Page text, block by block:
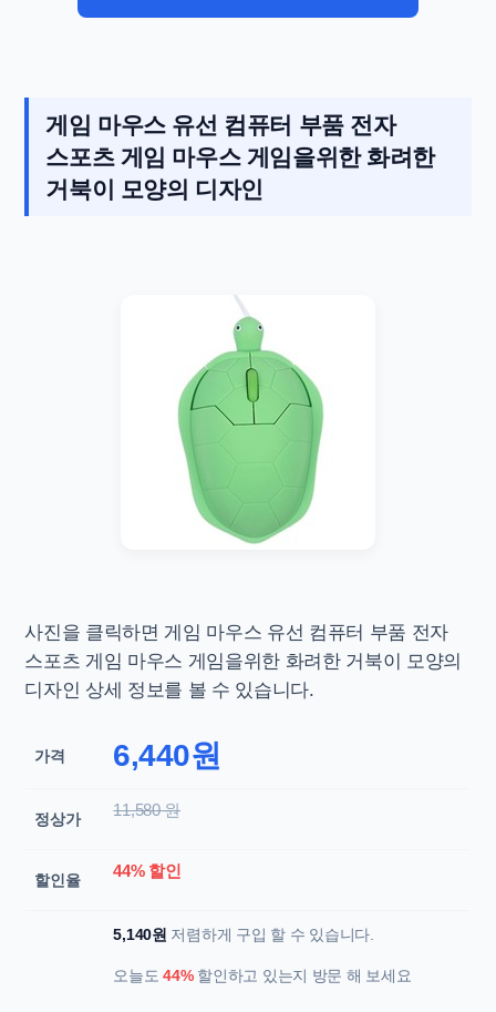
게임 마우스 유선 컴퓨터 부품 전자
스포츠 게임 마우스 게임을위한 화려한
거북이 모양의 디자인
사진을 클릭하면 게임 마우스 유선 컴퓨터 부품 전자
스포츠 게임 마우스 게임을위한 화려한 거북이 모양의
디자인 상세 정보를 볼 수 있습니다.
가격 6,440원
정상가 11,580 원
할인율 44% 할인
5,140원 저렴하게 구입 할 수 있습니다.
오늘도44%할인하고 있는지 방문 해 보세요